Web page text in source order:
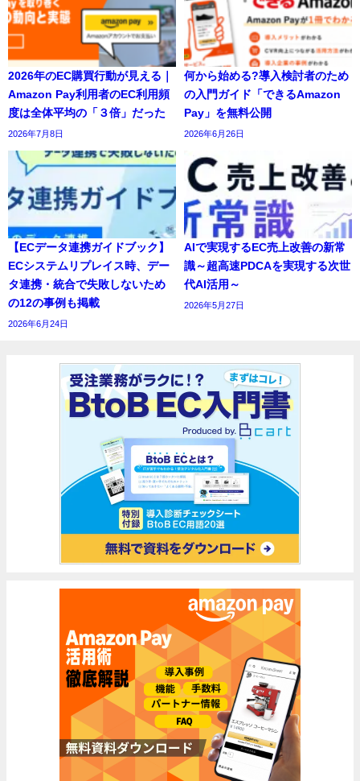
2026年のEC購買行動が見える｜
Amazon Pay利用者のEC利用頻
度は全体平均の「３倍」だった
2026年7月8日
何から始める?導入検討者のため
の入門ガイド「できるAmazon
Pay」を無料公開
2026年6月26日
【ECデータ連携ガイドブック】
ECシステムリプレイス時、デー
タ連携・統合で失敗しないため
の12の事例も掲載
2026年6月24日
AIで実現するEC売上改善の新常
識～超高速PDCAを実現する次世
代AI活用～
2026年5月27日